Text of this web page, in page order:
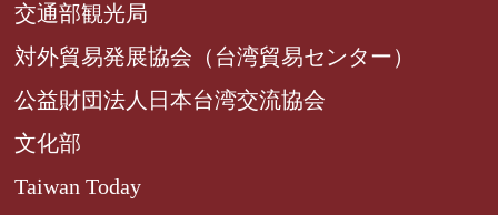
交通部観光局
対外貿易発展協会（台湾貿易センター）
公益財団法人日本台湾交流協会
文化部
Taiwan Today